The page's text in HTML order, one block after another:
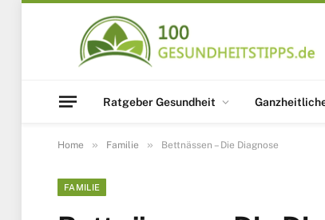
Ratgeber Gesundheit
Home » Familie » Bettnässen – Die Diagnose
FAMILIE